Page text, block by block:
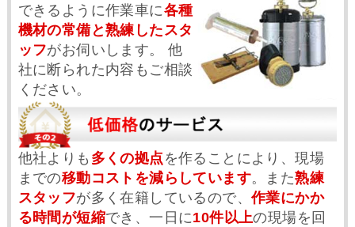
できるように作業車に各種
機材の常備と熟練したスタ
ッフがお伺いします。 他
社に断られた内容もご相談
ください。
他社よりも 多くの拠点 を作ることにより、現場
までの移動コストを減らしています。また熟練
スタッフが多く在籍しているので、作業にかか
る時間が短縮でき、一日に10件以上の現場を回